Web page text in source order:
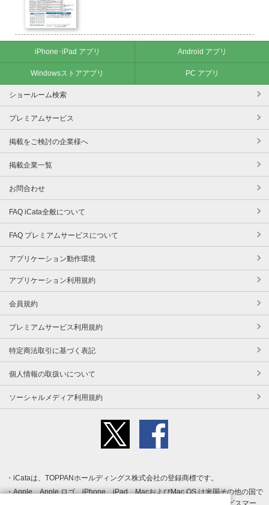
iPhone･iPad アプリ Android アプリ
Windowsストアアプリ PC アプリ
ショールーム検索
プレミアムサービス
掲載をご検討の企業様へ
掲載企業一覧
お問合わせ
FAQ iCata全般について
FAQ プレミアムサービスについて
アプリケーション動作環境
アプリケーション利用規約
会員規約
プレミアムサービス利用規約
特定商法取引に基づく表記
個人情報の取扱いについて
ソーシャルメディア利用規約
iCataは、TOPPANホールディングス株式会社の登録商標です。
Apple、Apple ロゴ、iPhone、iPad、MacおよびMac OS は米国その他の国で